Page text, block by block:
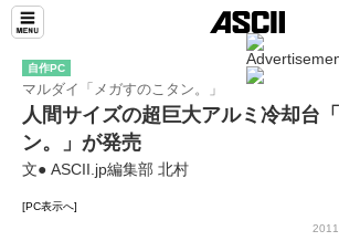
自作PC
マルダイ「メガすのこタン。」
人間サイズの超巨大アルミ冷却台
ン。」が発売
文● ASCII.jp編集部 北村
[PC表示へ]